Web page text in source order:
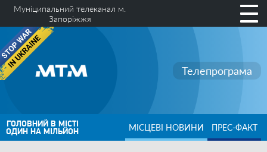
Муніципальний телеканал м.
Запоріжжя
Телепрограма
ГОЛОВНИЙ В МІСТІ
ОДИН НА МІЛЬЙОН МІСЦЕВІ НОВИНИ ПРЕС-ФАКТ